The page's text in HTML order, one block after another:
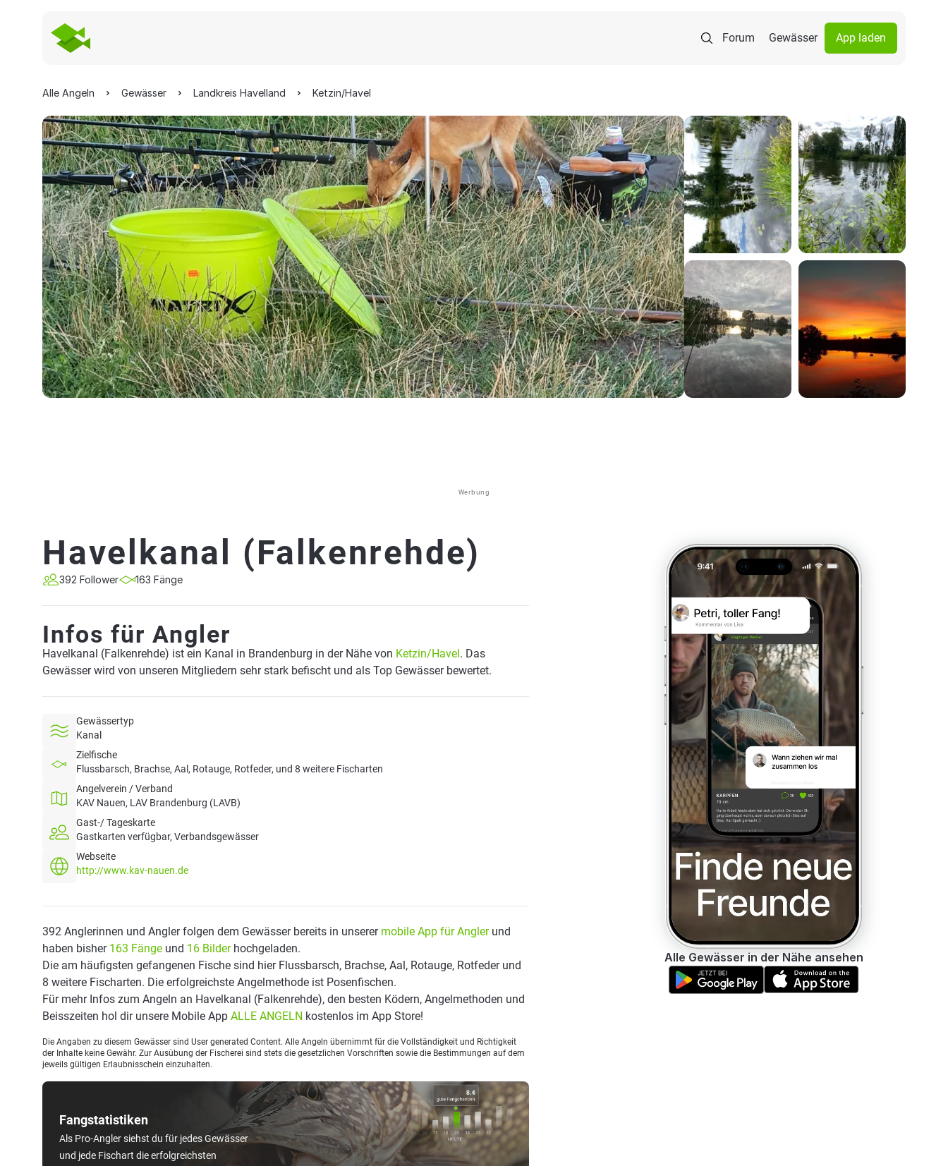
Forum Gewässer App laden
Alle Angeln Gewässer Landkreis Havelland Ketzin/Havel
Werbung
Havelkanal (Falkenrehde)
392 Follower 163 Fänge
Infos für Angler
Havelkanal (Falkenrehde) ist ein Kanal in Brandenburg in der Nähe von Ketzin/Havel. Das
Gewässer wird von unseren Mitgliedern sehr stark befischt und als Top Gewässer bewertet.
Gewässertyp
Kanal
Zielfische
Flussbarsch, Brachse, Aal, Rotauge, Rotfeder, und 8 weitere Fischarten
Angelverein / Verband
KAV Nauen, LAV Brandenburg (LAVB)
Gast-/ Tageskarte
Gastkarten verfügbar, Verbandsgewässer
Webseite
http://www.kav-nauen.de
Fangstatistiken
Als Pro-Angler siehst du für jedes Gewässer
und jede Fischart die erfolgreichsten
392 Anglerinnen und Angler folgen dem Gewässer bereits in unserer mobile App für Anglerund
haben bisher 163 Fänge und 16 Bilderhochgeladen.
Die am häufigsten gefangenen Fische sind hier Flussbarsch, Brachse, Aal, Rotauge, Rotfeder und
8 weitere Fischarten. Die erfolgreichste Angelmethode ist Posenfischen.
Für mehr Infos zum Angeln an Havelkanal (Falkenrehde), den besten Ködern, Angelmethoden und
Beisszeiten hol dir unsere Mobile App ALLE ANGELN kostenlos im App Store!
Die Angaben zu diesem Gewässer sind User generated Content. Alle Angeln übernimmt für die Vollständigkeit und Richtigkeit
der Inhalte keine Gewähr. Zur Ausübung der Fischerei sind stets die gesetzlichen Vorschriften sowie die Bestimmungen auf dem
jeweils gültigen Erlaubnisschein einzuhalten.
Alle Gewässer in der Nähe ansehen